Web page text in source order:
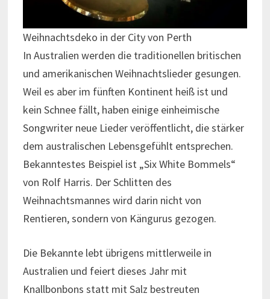
Weihnachtsdeko in der City von Perth
In Australien werden die traditionellen britischen
und amerikanischen Weihnachtslieder gesungen.
Weil es aber im fünften Kontinent heiß ist und
kein Schnee fällt, haben einige einheimische
Songwriter neue Lieder veröffentlicht, die stärker
dem australischen Lebensgefühlt entsprechen.
Bekanntestes Beispiel ist „Six White Bommels“
von Rolf Harris. Der Schlitten des
Weihnachtsmannes wird darin nicht von
Rentieren, sondern von Kängurus gezogen.
Die Bekannte lebt übrigens mittlerweile in
Australien und feiert dieses Jahr mit
Knallbonbons statt mit Salz bestreuten